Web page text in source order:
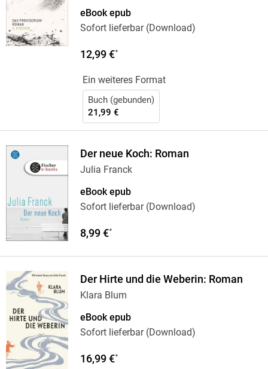
eBook epub
Sofort lieferbar (Download)
12,99 €*
Ein weiteres Format
Buch (gebunden)
21,99 €
Der neue Koch: Roman
Julia Franck
eBook epub
Sofort lieferbar (Download)
8,99 €*
Der Hirte und die Weberin: Roman
Klara Blum
eBook epub
Sofort lieferbar (Download)
16,99 €*